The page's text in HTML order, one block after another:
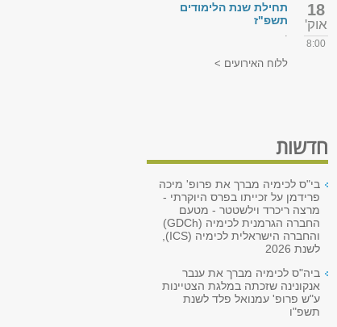
18
אוק'
8:00
תחילת שנת הלימודים
תשפ"ז
.
ללוח האירועים >
חדשות
בי"ס לכימיה מברך את פרופ' מיכה
פרידמן על זכייתו בפרס היוקרתי -
מרצה ריכרד וילשטטר - מטעם
החברה הגרמנית לכימיה (GDCh)
והחברה הישראלית לכימיה (ICS),
לשנת 2026
ביה"ס לכימיה מברך את ענבר
אנקונינה שזכתה במלגת הצטיינות
ע"ש פרופ' עמנואל פלד לשנת
תשפ"ו